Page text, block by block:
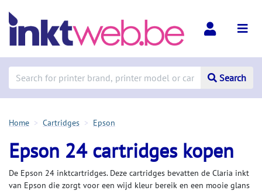
Search
Home Cartridges Epson
Epson 24 cartridges kopen
De Epson 24 inktcartridges. Deze cartridges bevatten de Claria inkt
van Epson die zorgt voor een wijd kleur bereik en een mooie glans